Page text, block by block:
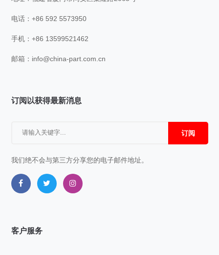
电话：+86 592 5573950
手机：+86 13599521462
邮箱： info@china-part.com.cn
订阅以获得最新消息
订阅
我们绝不会与第三方分享您的电子邮件地址。
客户服务